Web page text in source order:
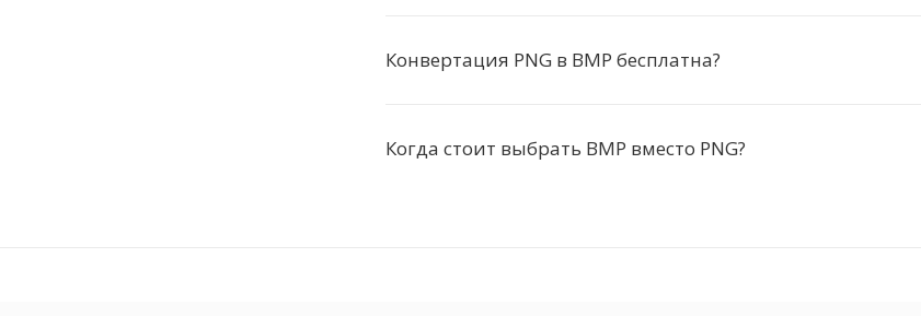
Конвертация PNG в BMP бесплатна?
Когда стоит выбрать BMP вместо PNG?